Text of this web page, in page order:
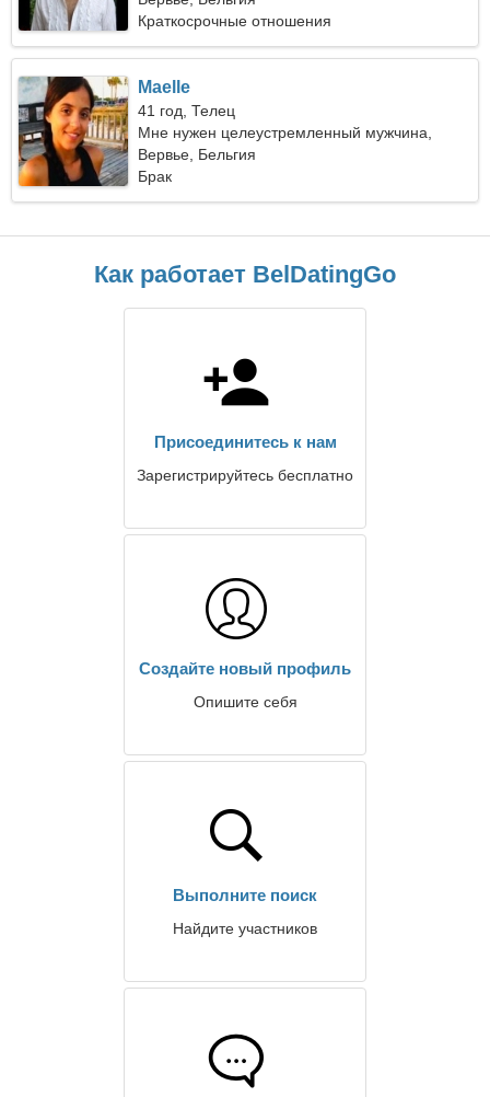
Краткосрочные отношения
Maelle
41 год, Телец
Мне нужен целеустремленный мужчина,
чтобы путешествовать вместе
Вервье, Бельгия
Брак
Как работает BelDatingGo
Присоединитесь к нам
Зарегистрируйтесь бесплатно
Создайте новый профиль
Опишите себя
Выполните поиск
Найдите участников